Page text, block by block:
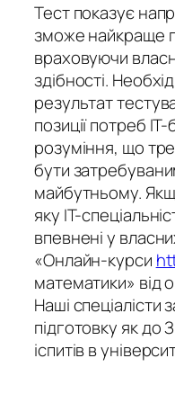
Тест показує
зможе найкраще
враховуючи
здібності.
результат
позиції потреб
розуміння, що
бути
майбутньому.
яку IT-
впевнені у
«Онлайн-курси
математики» від
Наші спеціалісти
підготовку як до
іспитів в